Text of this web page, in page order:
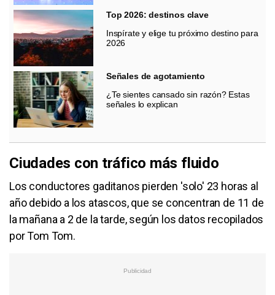
Top 2026: destinos clave
Inspírate y elige tu próximo destino para
2026
Señales de agotamiento
¿Te sientes cansado sin razón? Estas
señales lo explican
Ciudades con tráfico más fluido
Los conductores gaditanos pierden 'solo' 23 horas al
año debido a los atascos, que se concentran de 11 de
la mañana a 2 de la tarde, según los datos recopilados
por Tom Tom.